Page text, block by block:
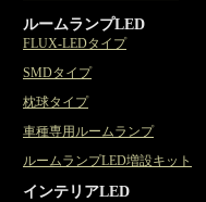
ルームランプLED
FLUX-LEDタイプ
SMDタイプ
枕球タイプ
車種専用ルームランプ
ルームランプLED増設キット
インテリアLED